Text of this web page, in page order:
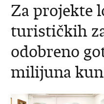
Za projekte
turističkih
odobreno
milijuna